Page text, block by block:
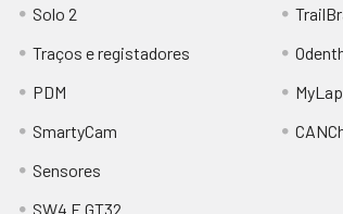
Solo 2
Traços e registadores
PDM
SmartyCam
Sensores
SW4 E GT32